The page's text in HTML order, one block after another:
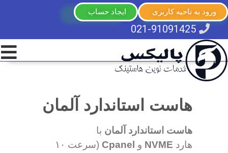
ورود به ناحیه کاربری ایجاد حساب
021-91091425
هاست استاندارد آلمان
هاست استاندارد آلمان با
هارد NVME و Cpanel
(سرعت ۱۰